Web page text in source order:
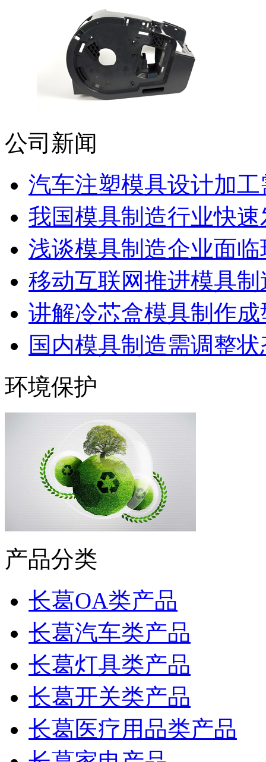
公司新闻
汽车注塑模具设计加
我国模具制造行业快
浅谈模具制造企业面
移动互联网推进模具
讲解冷芯盒模具制作
国内模具制造需调整
环境保护
产品分类
长葛OA类产品
长葛汽车类产品
长葛灯具类产品
长葛开关类产品
长葛医疗用品类产品